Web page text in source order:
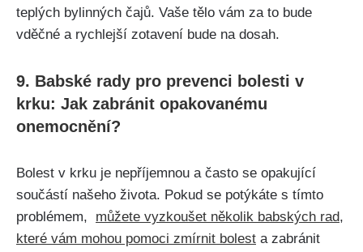
teplých bylinných čajů. Vaše ⁤tělo‍ vám za to ⁣bude
vděčné a⁣ rychlejší ‍zotavení bude ⁣na dosah.
9. Babské rady⁣ pro ⁢prevenci bolesti v
krku: ⁢Jak​ zabránit opakovanému‍
onemocnění?
Bolest v ‍krku je nepříjemnou a⁣ často se ⁤opakující
součástí‌ našeho ⁤života. Pokud se potýkáte‌ s tímto
problémem, ​ můžete vyzkoušet⁢ několik⁢ babských rad,
které vám mohou‍ pomoci zmírnit⁢ bolest a zabránit​